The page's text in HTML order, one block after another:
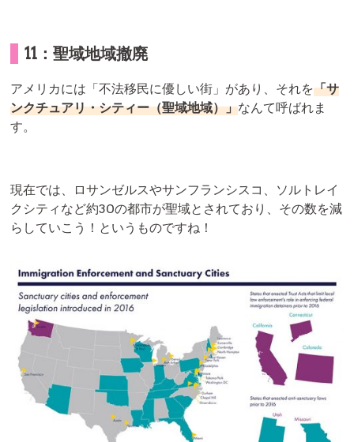
11：聖域地域撤廃
アメリカには「不法移民に優しい街」があり、それを「サ
ンクチュアリ・シティー（聖域地域）」なんて呼ばれま
す。
現在では、ロサンゼルスやサンフランシスコ、ソルトレイ
クシティなど約30の都市が聖域とされており、その数を減
らしていこう！というものですね！